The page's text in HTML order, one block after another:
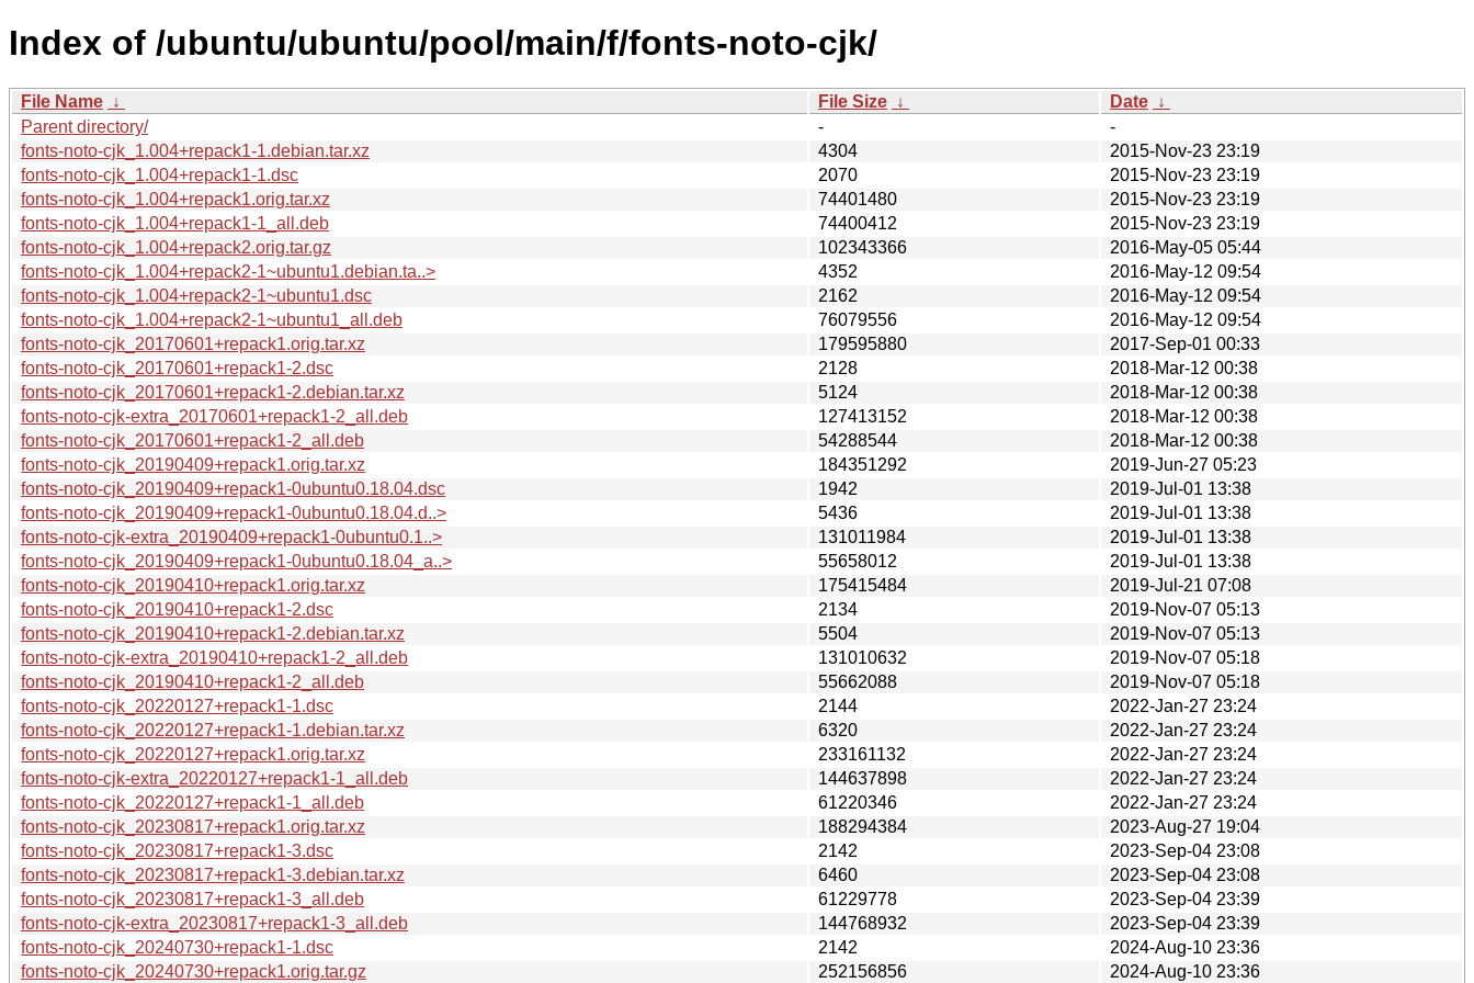
Index of /ubuntu/ubuntu/pool/main/f/fonts-noto-cjk/
File Name ↓ File Size ↓ Date ↓
Parent directory/
-
-
fonts-noto-cjk_1.004+repack1-1.debian.tar.xz
4304
2015-Nov-23 23:19
fonts-noto-cjk_1.004+repack1-1.dsc
2070
2015-Nov-23 23:19
fonts-noto-cjk_1.004+repack1.orig.tar.xz
74401480
2015-Nov-23 23:19
fonts-noto-cjk_1.004+repack1-1_all.deb
74400412
2015-Nov-23 23:19
fonts-noto-cjk_1.004+repack2.orig.tar.gz
102343366
2016-May-05 05:44
fonts-noto-cjk_1.004+repack2-1~ubuntu1.debian.ta..>
4352
2016-May-12 09:54
fonts-noto-cjk_1.004+repack2-1~ubuntu1.dsc
2162
2016-May-12 09:54
fonts-noto-cjk_1.004+repack2-1~ubuntu1_all.deb
76079556
2016-May-12 09:54
fonts-noto-cjk_20170601+repack1.orig.tar.xz
179595880
2017-Sep-01 00:33
fonts-noto-cjk_20170601+repack1-2.dsc
2128
2018-Mar-12 00:38
fonts-noto-cjk_20170601+repack1-2.debian.tar.xz
5124
2018-Mar-12 00:38
fonts-noto-cjk-extra_20170601+repack1-2_all.deb
127413152
2018-Mar-12 00:38
fonts-noto-cjk_20170601+repack1-2_all.deb
54288544
2018-Mar-12 00:38
fonts-noto-cjk_20190409+repack1.orig.tar.xz
184351292
2019-Jun-27 05:23
fonts-noto-cjk_20190409+repack1-0ubuntu0.18.04.dsc
1942
2019-Jul-01 13:38
fonts-noto-cjk_20190409+repack1-0ubuntu0.18.04.d..>
5436
2019-Jul-01 13:38
fonts-noto-cjk-extra_20190409+repack1-0ubuntu0.1..>
131011984
2019-Jul-01 13:38
fonts-noto-cjk_20190409+repack1-0ubuntu0.18.04_a..>
55658012
2019-Jul-01 13:38
fonts-noto-cjk_20190410+repack1.orig.tar.xz
175415484
2019-Jul-21 07:08
fonts-noto-cjk_20190410+repack1-2.dsc
2134
2019-Nov-07 05:13
fonts-noto-cjk_20190410+repack1-2.debian.tar.xz
5504
2019-Nov-07 05:13
fonts-noto-cjk-extra_20190410+repack1-2_all.deb
131010632
2019-Nov-07 05:18
fonts-noto-cjk_20190410+repack1-2_all.deb
55662088
2019-Nov-07 05:18
fonts-noto-cjk_20220127+repack1-1.dsc
2144
2022-Jan-27 23:24
fonts-noto-cjk_20220127+repack1-1.debian.tar.xz
6320
2022-Jan-27 23:24
fonts-noto-cjk_20220127+repack1.orig.tar.xz
233161132
2022-Jan-27 23:24
fonts-noto-cjk-extra_20220127+repack1-1_all.deb
144637898
2022-Jan-27 23:24
fonts-noto-cjk_20220127+repack1-1_all.deb
61220346
2022-Jan-27 23:24
fonts-noto-cjk_20230817+repack1.orig.tar.xz
188294384
2023-Aug-27 19:04
fonts-noto-cjk_20230817+repack1-3.dsc
2142
2023-Sep-04 23:08
fonts-noto-cjk_20230817+repack1-3.debian.tar.xz
6460
2023-Sep-04 23:08
fonts-noto-cjk_20230817+repack1-3_all.deb
61229778
2023-Sep-04 23:39
fonts-noto-cjk-extra_20230817+repack1-3_all.deb
144768932
2023-Sep-04 23:39
fonts-noto-cjk_20240730+repack1-1.dsc
2142
2024-Aug-10 23:36
fonts-noto-cjk_20240730+repack1.orig.tar.gz
252156856 2024-Aug-10 23:36